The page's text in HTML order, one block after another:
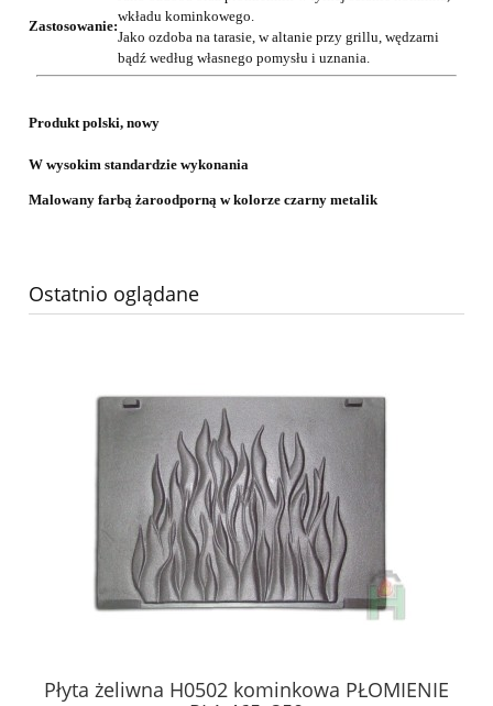
Zastosowanie:
wkładu kominkowego.
Jako ozdoba na tarasie, w altanie przy grillu, wędzarni
bądź według własnego pomysłu i uznania.
Produkt polski, nowy
W wysokim standardzie wykonania
Malowany farbą żaroodporną w kolorze czarny metalik
Ostatnio oglądane
Płyta żeliwna H0502 kominkowa PŁOMIENIE